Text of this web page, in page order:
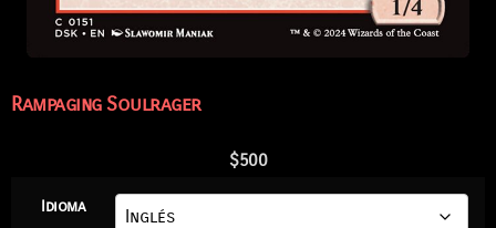
Rampaging Soulrager
$500
Idioma